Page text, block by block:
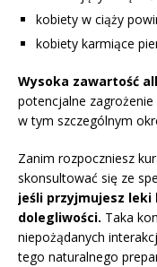
kobiety w ciąży
kobiety karmiące
Wysoka zawartość
potencjalne
w tym szczególnym
Zanim rozpoczniesz
skonsultować się ze
jeśli przyjmujesz leki
dolegliwości. Taka
niepożądanych
tego naturalnego